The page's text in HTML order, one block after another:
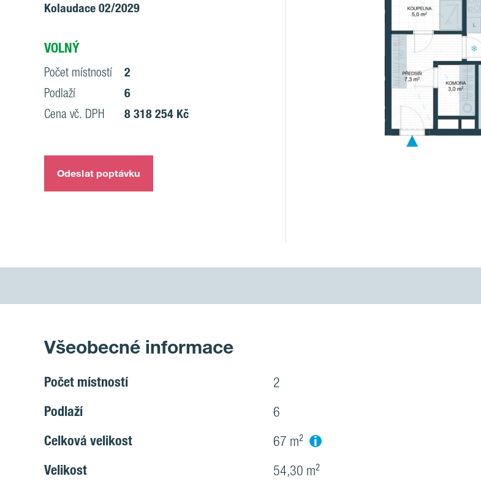
Kolaudace 02/2029
VOLNÝ
Počet místností
2
Podlaží
6
Cena vč. DPH
8 318 254 Kč
Odeslat poptávku
Všeobecné informace
Počet místností 2
Podlaží 6
Celková velikost 67 m² i
Velikost 54,30 m²